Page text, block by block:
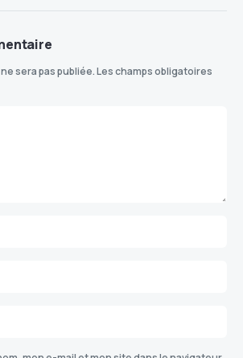
sera pas publiée.Les champs obligatoires